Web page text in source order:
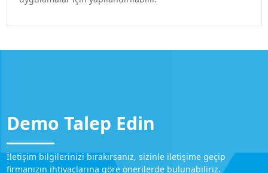
Demo Talep Edin
İletişim bilgilerinizi bırakırsanız, sizinle iletişime geçip
firmanızın ihtiyaçlarına göre önerilerde bulunabiliriz.